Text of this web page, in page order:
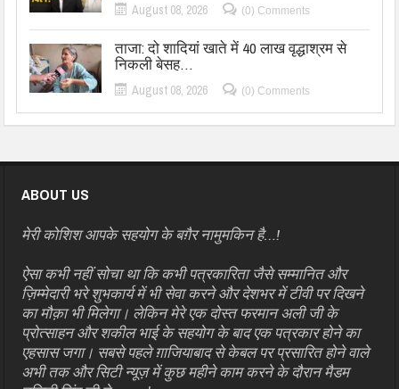
August 08, 2026 (0) Comments
ताजा: दो शादियां खाते में 40 लाख वृद्धाश्रम से
निकली बेसह…
August 08, 2026 (0) Comments
ABOUT US
मेरी कोशिश आपके सहयोग के बग़ैर नामुमकिन है…!
ऐसा कभी नहीं सोचा था कि कभी पत्रकारिता जैसे सम्मानित और
ज़िम्मेदारी भरे शुभकार्य में भी सेवा करने और देशभर में टीवी पर दिखने
का मौक़ा भी मिलेगा। लेकिन मेरे एक दोस्त फरमान अली जी के
प्रोत्साहन और शकील भाई के सहयोग के बाद एक पत्रकार होने का
एहसास जगा। सबसे पहले ग़ाजियाबाद से केबल पर प्रसारित होने वाले
अभी तक और सिटी न्यूज़ में कुछ महीने काम करने के दौरान मैडम